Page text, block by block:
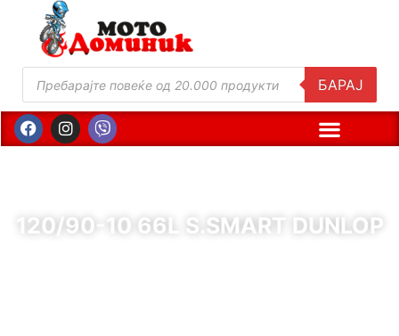
БАРАЈ
120/90-10 66L S.SMART DUNLOP